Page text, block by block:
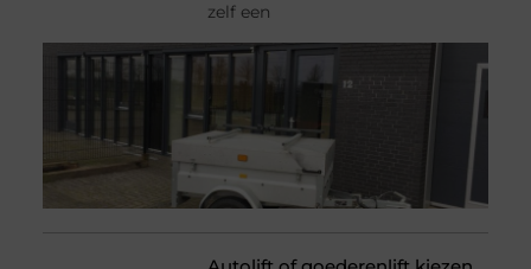
zelf een